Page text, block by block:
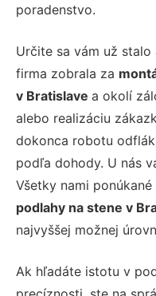
poradenstvo.
Určite sa vám už
firma zobrala za
v Bratislave a okolí
alebo realizáciu
dokonca robotu
podľa dohody. U nás
Všetky nami
podlahy na stene v
najvyššej možnej
Ak hľadáte istotu v